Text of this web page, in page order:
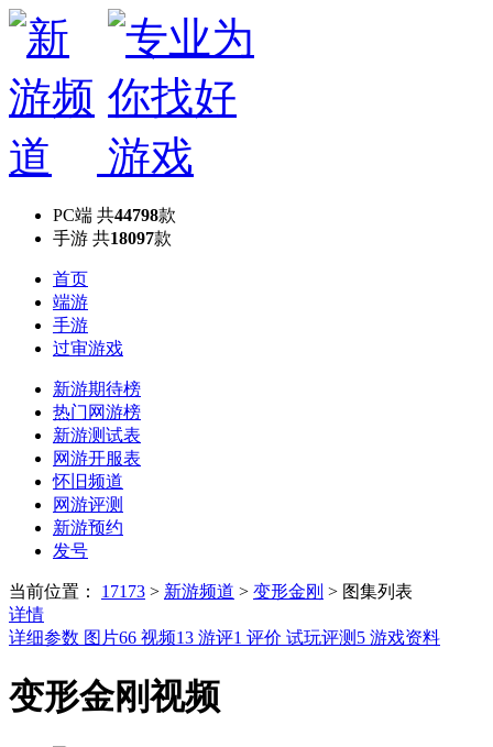
PC端 共44798款
手游 共18097款
首页
端游
手游
过审游戏
新游期待榜
热门网游榜
新游测试表
网游开服表
怀旧频道
网游评测
新游预约
发号
当前位置： 17173 > 新游频道 > 变形金刚 > 图集列表
详情
详细参数 图片66 视频13 游评1 评价 试玩评测 5 游戏资料
变形金刚视频